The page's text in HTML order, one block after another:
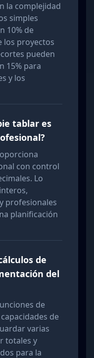
la complejidad
simples
10% de
los proyectos
pueden
15% para
y los
tablar es
con control
Lo
profesionales
planificación
de
del
de
de
varias
totales y
para la